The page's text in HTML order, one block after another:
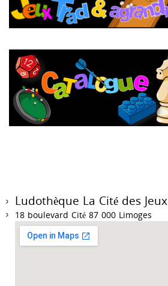
Ludothèque La Cité des Jeux
18 boulevard Cité 87 000 Limoges